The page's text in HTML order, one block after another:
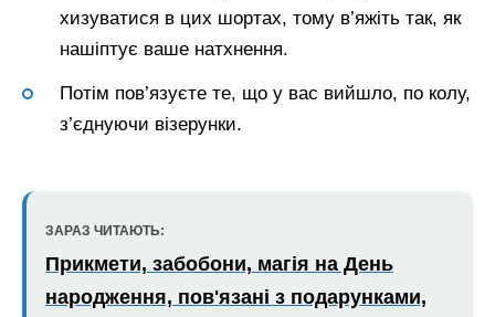
хизуватися в цих шортах, тому в’яжіть так, як
нашіптує ваше натхнення.
Потім пов’язуєте те, що у вас вийшло, по колу,
з’єднуючи візерунки.
ЗАРАЗ ЧИТАЮТЬ:
Прикмети, забобони, магія на День
народження, пов'язані з подарунками,